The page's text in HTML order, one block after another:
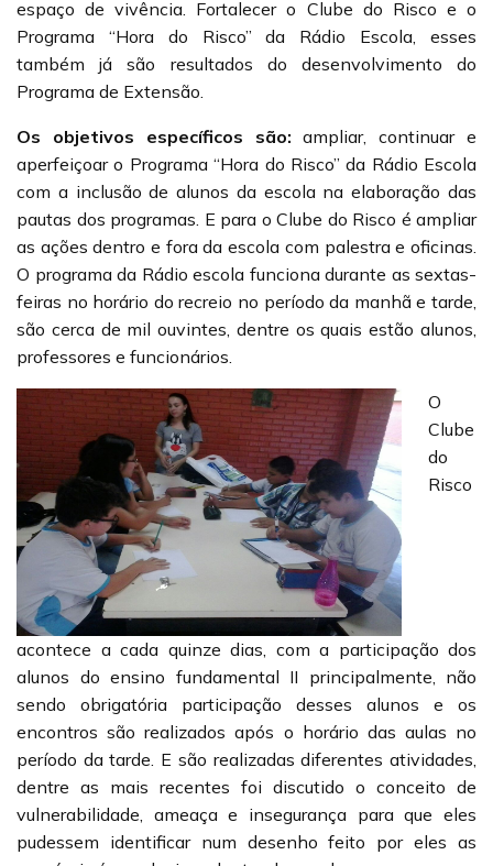
espaço de vivência. Fortalecer o Clube do Risco e o
Programa “Hora do Risco” da Rádio Escola, esses
também já são resultados do desenvolvimento do
Programa de Extensão.
Os objetivos específicos são: ampliar, continuar e
aperfeiçoar o Programa “Hora do Risco” da Rádio Escola
com a inclusão de alunos da escola na elaboração das
pautas dos programas. E para o Clube do Risco é ampliar
as ações dentro e fora da escola com palestra e oficinas.
O programa da Rádio escola funciona durante as sextas-
feiras no horário do recreio no período da manhã e tarde,
são cerca de mil ouvintes, dentre os quais estão alunos,
professores e funcionários.
O
Clube
do
Risco
acontece a cada quinze dias, com a participação dos
alunos do ensino fundamental II principalmente, não
sendo obrigatória participação desses alunos e os
encontros são realizados após o horário das aulas no
período da tarde. E são realizadas diferentes atividades,
dentre as mais recentes foi discutido o conceito de
vulnerabilidade, ameaça e insegurança para que eles
pudessem identificar num desenho feito por eles as